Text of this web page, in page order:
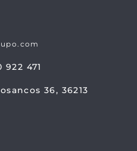
471
36, 36213